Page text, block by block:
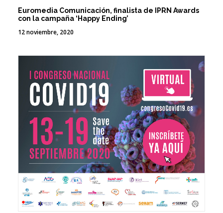
Euromedia Comunicación, finalista de IPRN Awards
con la campaña ‘Happy Ending’
12 noviembre, 2020